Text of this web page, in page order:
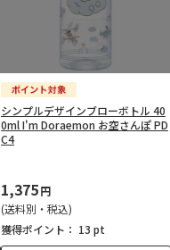
シンプルデザインブローボトル 40
0ml I'm Doraemon お空さんぽ PD
C4
1,375円
(送料別・税込)
獲得ポイント： 13 pt